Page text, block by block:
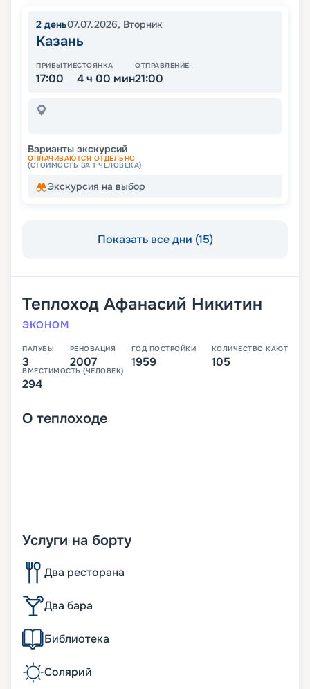
2 день07.07.2026, Вторник
Казань
ПРИБЫТИЕ
17:00
СТОЯНКА
4 ч 00 мин
ОТПРАВЛЕНИЕ
21:00
Варианты экскурсий
ОПЛАЧИВАЮТСЯ ОТДЕЛЬНО
(СТОИМОСТЬ ЗА 1 ЧЕЛОВЕКА)
Экскурсия на выбор
Показать все дни (15)
Теплоход Афанасий Никитин
ЭКОНОМ
ПАЛУБЫ
3
РЕНОВАЦИЯ
2007
ГОД ПОСТРОЙКИ
1959
КОЛИЧЕСТВО КАЮТ
105
ВМЕСТИМОСТЬ (ЧЕЛОВЕК)
294
О теплоходе
Услуги на борту
Два ресторана
Два бара
Библиотека
Солярий